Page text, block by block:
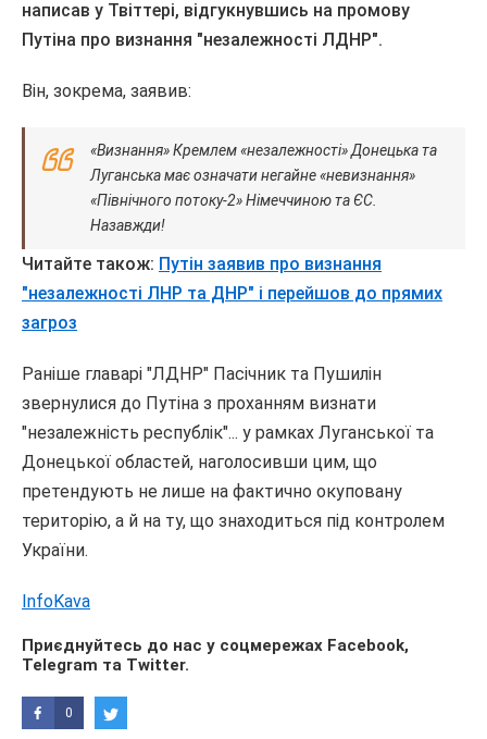
написав у Твіттері, відгукнувшись на промову
Путіна про визнання "незалежності ЛДНР".
Він, зокрема, заявив:
«Визнання» Кремлем «незалежності» Донецька та
Луганська має означати негайне «невизнання»
«Північного потоку-2» Німеччиною та ЄС.
Назавжди!
Читайте також: Путін заявив про визнання
"незалежності ЛНР та ДНР" і перейшов до прямих
загроз
Раніше главарі "ЛДНР" Пасічник та Пушилін
звернулися до Путіна з проханням визнати
"незалежність республік"... у рамках Луганської та
Донецької областей, наголосивши цим, що
претендують не лише на фактично окуповану
територію, а й на ту, що знаходиться під контролем
України.
InfoKava
Приєднуйтесь до нас у соцмережах Facebook,
Telegram та Twitter.
0